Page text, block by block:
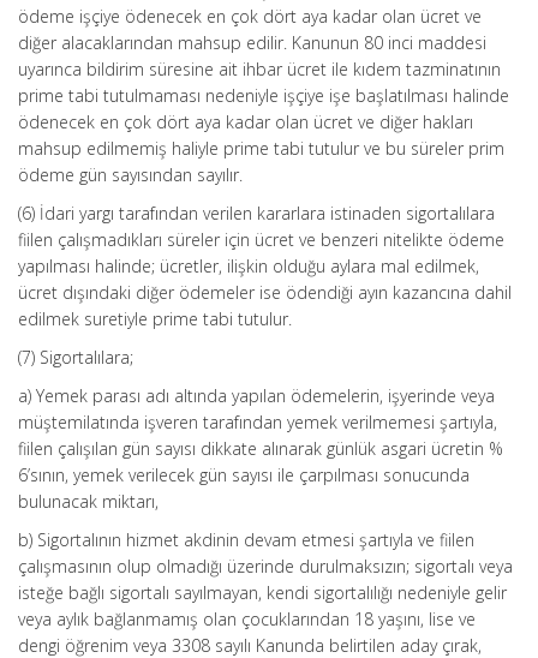
ödeme işçiye ödenecek en çok dört aya kadar olan ücret ve
diğer alacaklarından mahsup edilir. Kanunun 80 inci maddesi
uyarınca bildirim süresine ait ihbar ücret ile kıdem tazminatının
prime tabi tutulmaması nedeniyle işçiye işe başlatılması halinde
ödenecek en çok dört aya kadar olan ücret ve diğer hakları
mahsup edilmemiş haliyle prime tabi tutulur ve bu süreler prim
ödeme gün sayısından sayılır.
(6) İdari yargı tarafından verilen kararlara istinaden sigortalılara
fiilen çalışmadıkları süreler için ücret ve benzeri nitelikte ödeme
yapılması halinde; ücretler, ilişkin olduğu aylara mal edilmek,
ücret dışındaki diğer ödemeler ise ödendiği ayın kazancına dahil
edilmek suretiyle prime tabi tutulur.
(7) Sigortalılara;
a) Yemek parası adı altında yapılan ödemelerin, işyerinde veya
müştemilatında işveren tarafından yemek verilmemesi şartıyla,
fiilen çalışılan gün sayısı dikkate alınarak günlük asgari ücretin %
6’sının, yemek verilecek gün sayısı ile çarpılması sonucunda
bulunacak miktarı,
b) Sigortalının hizmet akdinin devam etmesi şartıyla ve fiilen
çalışmasının olup olmadığı üzerinde durulmaksızın; sigortalı veya
isteğe bağlı sigortalı sayılmayan, kendi sigortalılığı nedeniyle gelir
veya aylık bağlanmamış olan çocuklarından 18 yaşını, lise ve
dengi öğrenim veya 3308 sayılı Kanunda belirtilen aday çırak,